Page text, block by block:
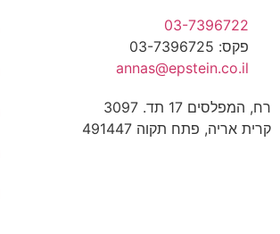
03-7396722
פקס: 03-7396725
annas@epstein.co.il
רח, המפלסים 17 תד. 3097
קרית אריה, פתח תקוה 491447